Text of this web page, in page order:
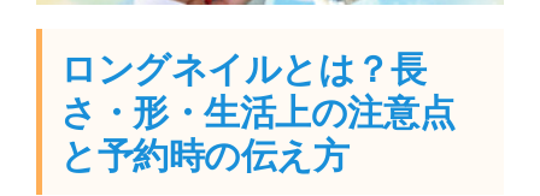
ロングネイルとは？長
さ・形・生活上の注意点
と予約時の伝え方